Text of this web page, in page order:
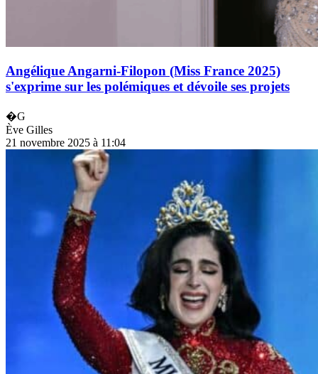
Angélique Angarni-Filopon (Miss France 2025)
s'exprime sur les polémiques et dévoile ses projets
�G
Ève Gilles
21 novembre 2025 à 11:04